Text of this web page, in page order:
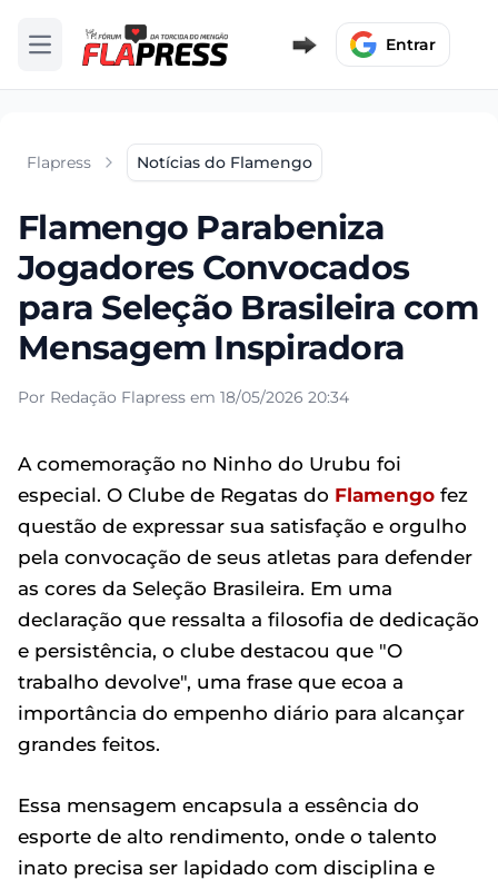
Abrir menu Entrar
Flapress Notícias do Flamengo
Flamengo Parabeniza
Jogadores Convocados
para Seleção Brasileira com
Mensagem Inspiradora
Por Redação Flapress em 18/05/2026 20:34
A comemoração no Ninho do Urubu foi
especial. O Clube de Regatas do Flamengo fez
questão de expressar sua satisfação e orgulho
pela convocação de seus atletas para defender
as cores da Seleção Brasileira. Em uma
declaração que ressalta a filosofia de dedicação
e persistência, o clube destacou que "O
trabalho devolve", uma frase que ecoa a
importância do empenho diário para alcançar
grandes feitos.
Essa mensagem encapsula a essência do
esporte de alto rendimento, onde o talento
inato precisa ser lapidado com disciplina e